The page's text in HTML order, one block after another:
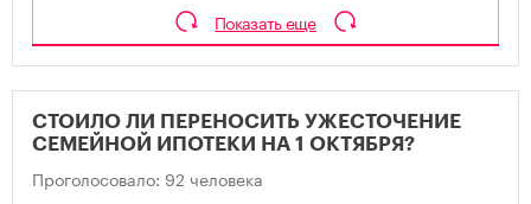
Показать еще
СТОИЛО ЛИ ПЕРЕНОСИТЬ УЖЕСТОЧЕНИЕ
СЕМЕЙНОЙ ИПОТЕКИ НА 1 ОКТЯБРЯ?
Проголосовало: 92 человека